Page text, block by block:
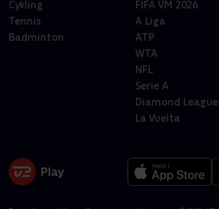
Cykling
Tennis
Badminton
FIFA VM 2026
A Liga
ATP
WTA
NFL
Serie A
Diamond League
La Vuelta